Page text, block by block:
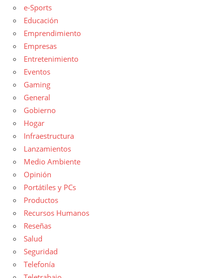
e-Sports
Educación
Emprendimiento
Empresas
Entretenimiento
Eventos
Gaming
General
Gobierno
Hogar
Infraestructura
Lanzamientos
Medio Ambiente
Opinión
Portátiles y PCs
Productos
Recursos Humanos
Reseñas
Salud
Seguridad
Telefonía